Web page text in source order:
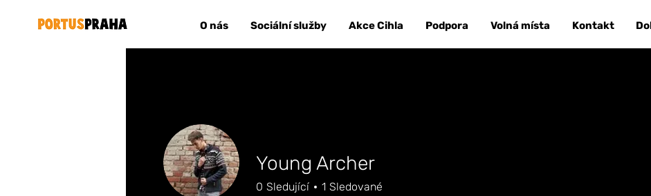
O nás Sociální služby Akce Cihla Podpora Volná místa Kontakt
Young Archer
0 Sledující 1 Sledované